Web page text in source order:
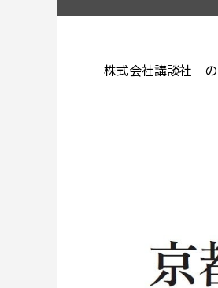
株式会社講談社 の